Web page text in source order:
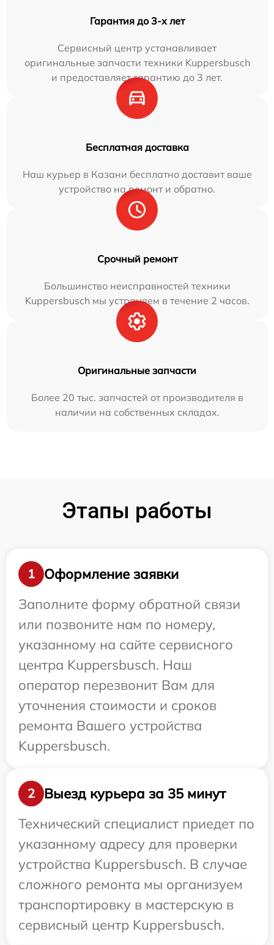
Гарантия до 3-х лет
Сервисный центр устанавливает
оригинальные запчасти техники Kuppersbusch
и предоставляет гарантию до 3 лет.
Бесплатная доставка
Наш курьер в Казани бесплатно доставит ваше
устройство на ремонт и обратно.
Срочный ремонт
Большинство неисправностей техники
Kuppersbusch мы устраняем в течение 2 часов.
Оригинальные запчасти
Более 20 тыс. запчастей от производителя в
наличии на собственных складах.
Этапы работы
1
Оформление заявки
Заполните форму обратной связи
или позвоните нам по номеру,
указанному на сайте сервисного
центра Kuppersbusch. Наш
оператор перезвонит Вам для
уточнения стоимости и сроков
ремонта Вашего устройства
Kuppersbusch.
2
Выезд курьера за 35 минут
Технический специалист приедет по
указанному адресу для проверки
устройства Kuppersbusch. В случае
сложного ремонта мы организуем
транспортировку в мастерскую в
сервисный центр Kuppersbusch.